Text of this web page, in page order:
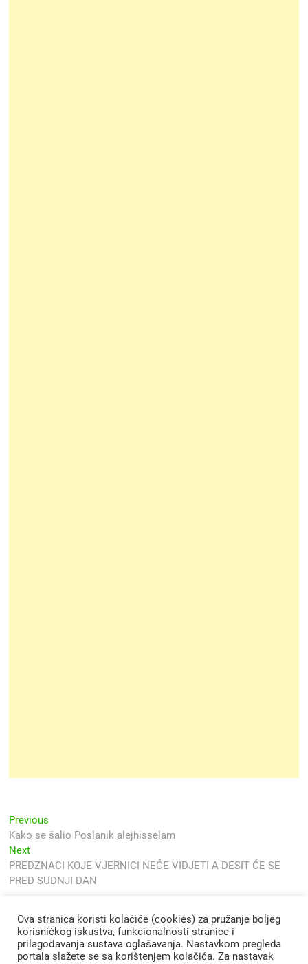
Navigacija
objava
Previous
post:
Kako se šalio Poslanik alejhisselam
NextNext
post:
PREDZNACI KOJE VJERNICI NEĆE VIDJETI A DESIT ĆE SE
PRED SUDNJI DAN
Ova stranica koristi kolačiće (cookies) za pružanje boljeg
korisničkog iskustva, funkcionalnosti stranice i
prilagođavanja sustava oglašavanja. Nastavkom pregleda
portala slažete se sa korištenjem kolačića. Za nastavak